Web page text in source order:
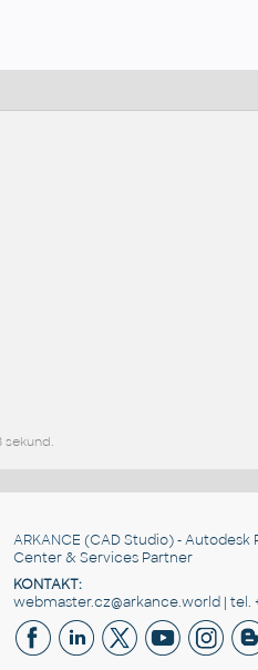
sekund.
ARKANCE (CAD Studio) - Autodesk
Center & Services Partner
KONTAKT:
webmaster.cz@arkance.world | tel.